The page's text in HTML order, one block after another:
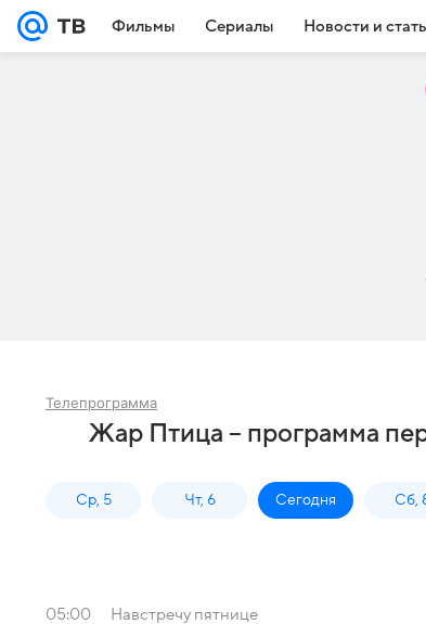
Фильмы Сериалы Новости и
Телепрограмма
Жар Птица – программа
Ср, 5 Чт, 6 Сегодня Сб,
05:00
Навстречу пятнице